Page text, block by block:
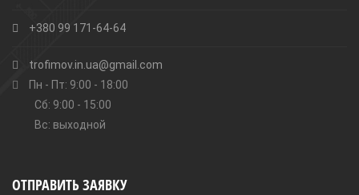
+380 99 171-64-64
trofimov.in.ua@gmail.com
Пн - Пт: 9:00 - 18:00
Сб: 9:00 - 15:00
Вс: выходной
ОТПРАВИТЬ ЗАЯВКУ